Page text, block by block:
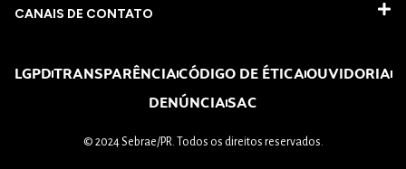
CANAIS DE CONTATO
LGPDTRANSPARÊNCIACÓDIGO DE ÉTICAOUVIDORIA
DENÚNCIASAC
© 2024 Sebrae/PR. Todos os direitos reservados.